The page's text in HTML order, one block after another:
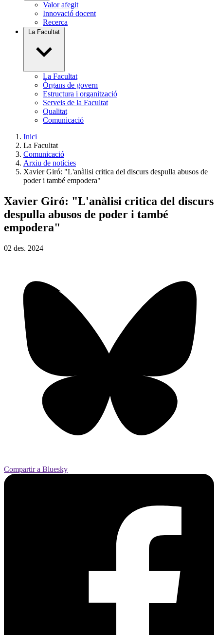
Valor afegit
Innovació docent
Recerca
La Facultat
La Facultat
Òrgans de govern
Estructura i organització
Serveis de la Facultat
Qualitat
Comunicació
Inici
La Facultat
Comunicació
Arxiu de notícies
Xavier Giró: "L'anàlisi critica del discurs despulla abusos de
poder i també empodera"
Xavier Giró: "L'anàlisi critica del discurs
despulla abusos de poder i també
empodera"
02 des. 2024
Compartir a Bluesky